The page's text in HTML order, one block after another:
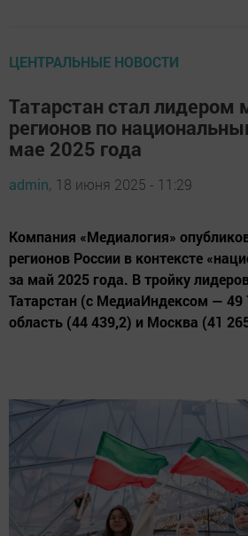
ЦЕНТРАЛЬНЫЕ НОВОСТИ
Татарстан стал лидером
регионов по
мае 2025 года
admin, 18 июня 2025 - 11:29
Компания «Медиалогия»
регионов России в контексте
за май 2025 года. В тройку
Татарстан (с МедиаИндексом — 49
область (44 439,2) и Москва (41